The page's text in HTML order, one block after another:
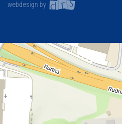
webdesign by